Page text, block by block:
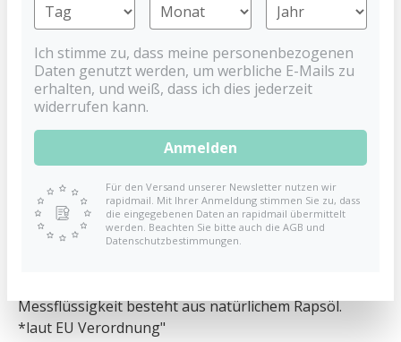
mit Rapsöl als natürliche Messflüssigkeit
Made in Germany
BPA frei*
Analoges Badethermometer mit extra großer und
übersichtlicher Skalierung und zusätzlicher
Markierung für Babys optimale Badetemperatur. Die
*laut EU Verordnung"
Analoges Badethermometer mit extra großer und
Messflüssigkeit besteht aus natürlichem Rapsöl.
*laut EU Verordnung"
Ich stimme zu, dass meine personenbezogenen
Daten genutzt werden, um werbliche E-Mails zu
erhalten, und weiß, dass ich dies jederzeit
widerrufen kann.
Anmelden
Für den Versand unserer Newsletter nutzen wir
rapidmail. Mit Ihrer Anmeldung stimmen Sie zu, dass
die eingegebenen Daten an rapidmail übermittelt
werden. Beachten Sie bitte auch die AGB und
Datenschutzbestimmungen.